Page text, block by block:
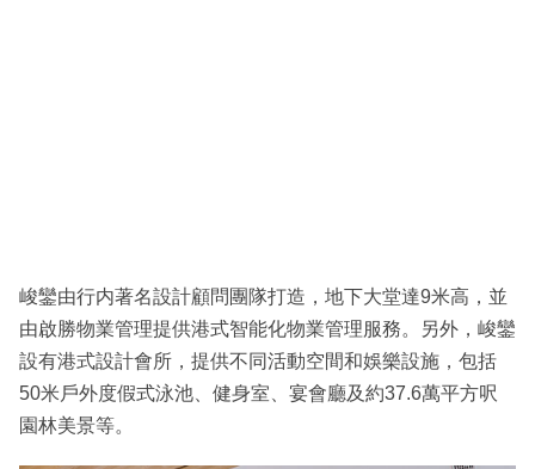
峻鑾由行内著名設計顧問團隊打造，地下大堂達9米高，並
由啟勝物業管理提供港式智能化物業管理服務。另外，峻鑾
設有港式設計會所，提供不同活動空間和娛樂設施，包括
50米戶外度假式泳池、健身室、宴會廳及約37.6萬平方呎
園林美景等。